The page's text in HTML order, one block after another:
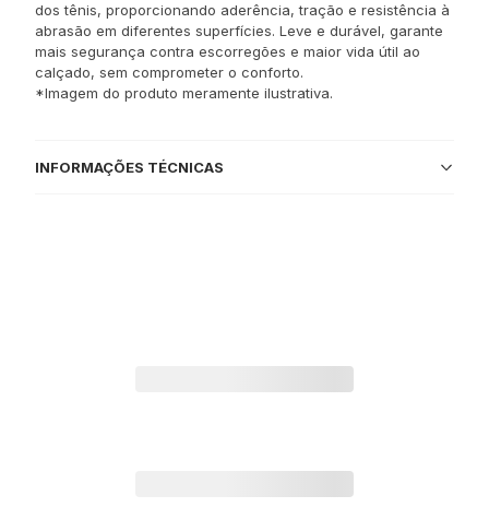
dos tênis, proporcionando aderência, tração e resistência à
abrasão em diferentes superfícies. Leve e durável, garante
mais segurança contra escorregões e maior vida útil ao
calçado, sem comprometer o conforto.
*Imagem do produto meramente ilustrativa.
INFORMAÇÕES TÉCNICAS